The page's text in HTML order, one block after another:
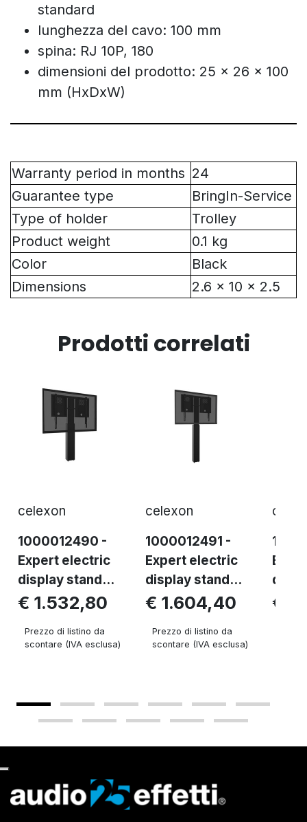
standard
lunghezza del cavo: 100 mm
spina: RJ 10P, 180
dimensioni del prodotto: 25 x 26 x 100
mm (HxDxW)
Warranty period in months 24
Guarantee type
BringIn-Service
Type of holder
Trolley
Product weight
0.1 kg
Color
Black
Dimensions
2.6 x 10 x 2.5
Prodotti correlati
celexon
1000012490 -
Expert electric
display stand...
€ 1.532,80
Prezzo di listino da
scontare (IVA esclusa)
celexon
1000012491 -
Expert electric
display stand...
€ 1.604,40
Prezzo di listino da
scontare (IVA esclusa)
€